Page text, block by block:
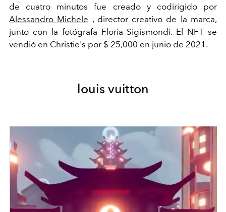
de cuatro minutos fue creado y codirigido por
Alessandro Michele , director creativo de la marca,
junto con la fotógrafa Floria Sigismondi. El NFT se
vendió en Christie's por $ 25,000 en junio de 2021.
louis vuitton